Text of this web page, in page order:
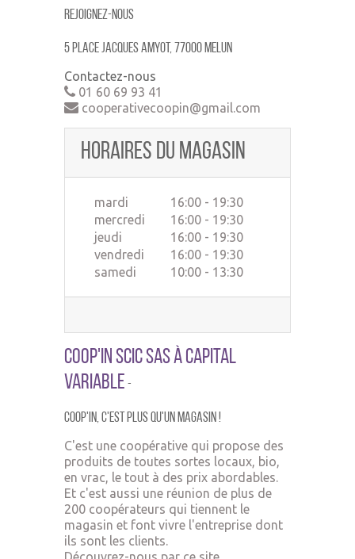
Rejoignez-nous
5 place jacques amyot, 77000 MELUN
Contactez-nous
01 60 69 93 41
cooperativecoopin@gmail.com
Horaires du magasin
mardi
16:00 - 19:30
mercredi
16:00 - 19:30
jeudi
16:00 - 19:30
vendredi
16:00 - 19:30
samedi
10:00 - 13:30
Coop'In SCIC SAS à Capital
Variable -
Coop'In,c'est plus qu'un magasin !
C'est une coopérative qui propose des
produits de toutes sortes locaux, bio,
en vrac, le tout à des prix abordables.
Et c'est aussi une réunion de plus de
200 coopérateurs qui tiennent le
magasin et font vivre l'entreprise dont
ils sont les clients.